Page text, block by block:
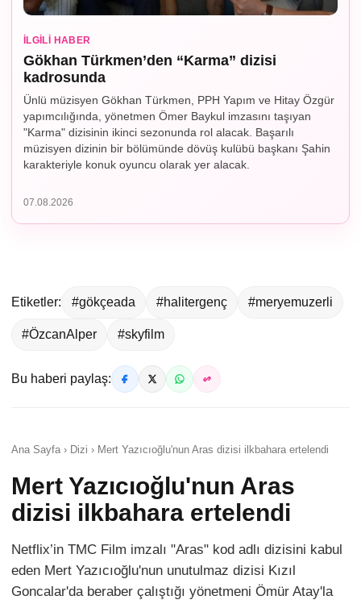
İLGILI HABER
Gökhan Türkmen’den “Karma” dizisi
kadrosunda
Ünlü müzisyen Gökhan Türkmen, PPH Yapım ve Hitay Özgür
yapımcılığında, yönetmen Ömer Baykul imzasını taşıyan
"Karma" dizisinin ikinci sezonunda rol alacak. Başarılı
müzisyen dizinin bir bölümünde dövüş kulübü başkanı Şahin
karakteriyle konuk oyuncu olarak yer alacak.
07.08.2026
Etiketler: #gökçeada #halitergenç #meryemuzerli
#ÖzcanAlper #skyfilm
Bu haberi paylaş:
Ana Sayfa › Dizi › Mert Yazıcıoğlu'nun Aras dizisi ilkbahara ertelendi
Mert Yazıcıoğlu'nun Aras
dizisi ilkbahara ertelendi
Netflix’in TMC Film imzalı "Aras" kod adlı dizisini kabul
eden Mert Yazıcıoğlu'nun unutulmaz dizisi Kızıl
Goncalar'da beraber çalıştığı yönetmeni Ömür Atay'la